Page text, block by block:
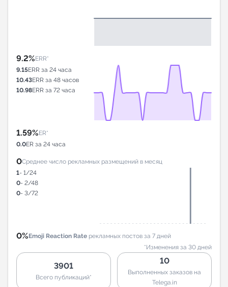
9.2%ERR*
9.15ERR за 24 часа
10.43ERR за 48 часов
10.98ERR за 72 часа
1.59%ER*
0.0ER за 24 часа
0Среднее число рекламных размещений в месяц
1- 1/24
0- 2/48
0- 3/72
0%Emoji Reaction Rate рекламных постов за 7 дней
*Изменения за 30 дней
3901
Всего публикаций*
10
Выполненных заказов на
Telega.in